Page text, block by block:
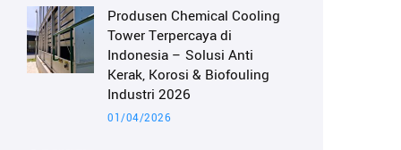
Produsen Chemical Cooling
Tower Terpercaya di
Indonesia – Solusi Anti
Kerak, Korosi & Biofouling
Industri 2026
01/04/2026